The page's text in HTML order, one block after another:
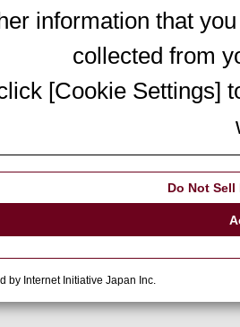
information that
collected from
[Cookie Settings]
Do Not
by Internet Initiative Japan Inc.